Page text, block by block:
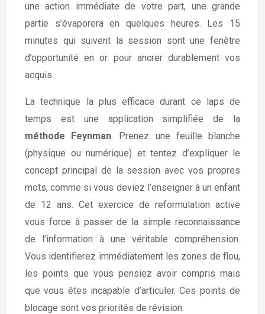
une action immédiate de votre part, une grande
partie s’évaporera en quelques heures. Les 15
minutes qui suivent la session sont une fenêtre
d’opportunité en or pour ancrer durablement vos
acquis.
La technique la plus efficace durant ce laps de
temps est une application simplifiée de la
méthode Feynman. Prenez une feuille blanche
(physique ou numérique) et tentez d’expliquer le
concept principal de la session avec vos propres
mots, comme si vous deviez l’enseigner à un enfant
de 12 ans. Cet exercice de reformulation active
vous force à passer de la simple reconnaissance
de l’information à une véritable compréhension.
Vous identifierez immédiatement les zones de flou,
les points que vous pensiez avoir compris mais
que vous êtes incapable d’articuler. Ces points de
blocage sont vos priorités de révision.